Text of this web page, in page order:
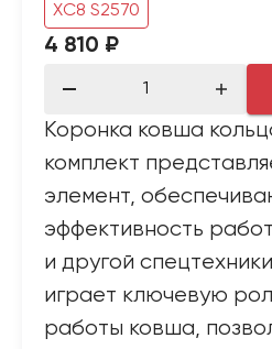
XC8 S2570
4 810 ₽
Коронка ковша
комплект
элемент,
эффективность
и другой
играет ключевую
работы ковша,